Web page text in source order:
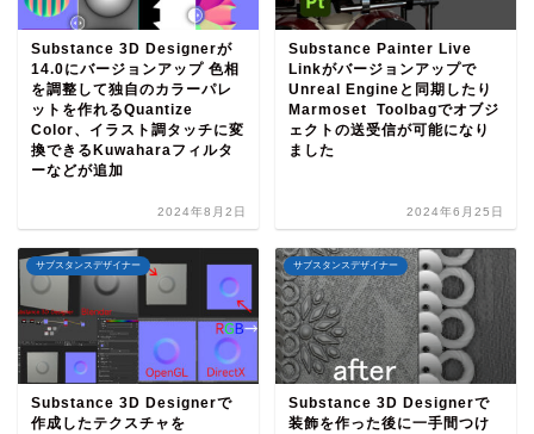
Substance 3D Designerが
14.0にバージョンアップ 色相
を調整して独自のカラーパレ
ットを作れるQuantize
Color、イラスト調タッチに変
換できるKuwaharaフィルタ
ーなどが追加
2024年8月2日
Substance Painter Live
Linkがバージョンアップで
Unreal Engineと同期したり
Marmoset Toolbagでオブジ
ェクトの送受信が可能になり
ました
2024年6月25日
サブスタンスデザイナー
Substance 3D Designerで
作成したテクスチャを
サブスタンスデザイナー
Substance 3D Designerで
装飾を作った後に一手間つけ